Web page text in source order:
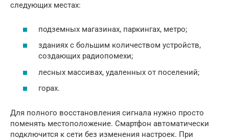
следующих местах:
подземных магазинах, паркингах, метро;
зданиях с большим количеством устройств,
создающих радиопомехи;
лесных массивах, удаленных от поселений;
горах.
Для полного восстановления сигнала нужно просто
поменять местоположение. Смартфон автоматически
подключится к сети без изменения настроек. При